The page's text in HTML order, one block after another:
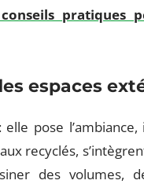
pratiques
espaces
elle pose
recyclés,
des volumes,